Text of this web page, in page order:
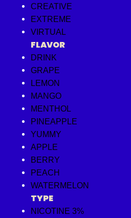
CREATIVE
EXTREME
VIRTUAL
FLAVOR
DRINK
GRAPE
LEMON
MANGO
MENTHOL
PINEAPPLE
YUMMY
APPLE
BERRY
PEACH
WATERMELON
TYPE
NICOTINE 3%